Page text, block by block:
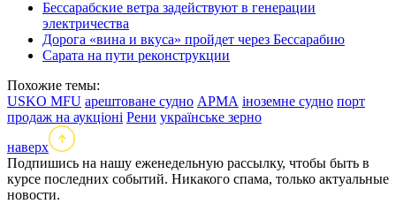
Бессарабские ветра задействуют в генерации
электричества
Дорога «вина и вкуса» пройдет через Бессарабию
Сарата на пути реконструкции
Похожие темы:
USKO MFU арештоване судно АРМА іноземне судно порт
продаж на аукціоні Рени українське зерно
наверх
Подпишись на нашу еженедельную рассылку, чтобы быть в
курсе последних событий. Никакого спама, только актуальные
новости.